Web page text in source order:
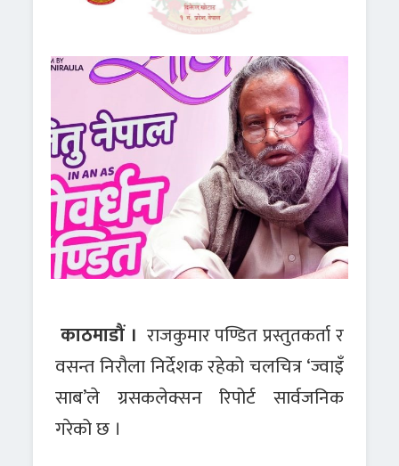
काठमाडौं । राजकुमार पण्डित प्रस्तुतकर्ता र
वसन्त निरौला निर्देशक रहेको चलचित्र ‘ज्वाइँ
साब’ले ग्रसकलेक्सन रिपोर्ट सार्वजनिक
गरेको छ ।